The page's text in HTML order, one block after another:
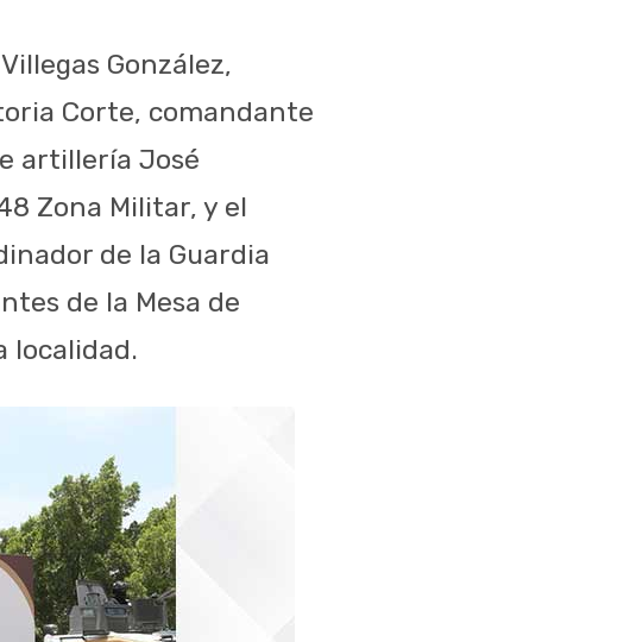
González,
Corte, comandante
artillería José
Zona Militar, y el
de la Guardia
de la Mesa de
localidad.